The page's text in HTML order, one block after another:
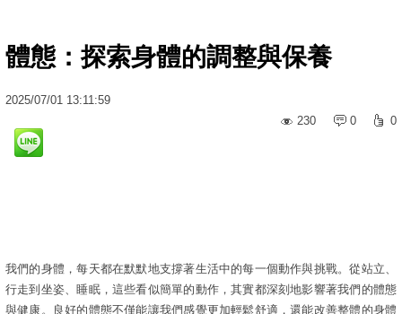
體態：探索身體的調整與保養
2025/07/01 13:11:59
230
0 0
我們的身體，每天都在默默地支撐著生活中的每一個動作與挑戰。從站立、
行走到坐姿、睡眠，這些看似簡單的動作，其實都深刻地影響著我們的體態
與健康。良好的體態不僅能讓我們感覺更加輕鬆舒適，還能改善整體的身體